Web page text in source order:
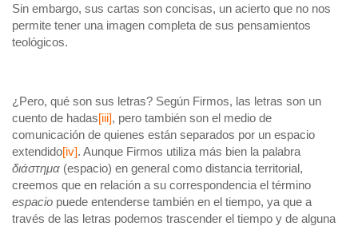
Sin embargo, sus cartas son concisas, un acierto que no nos
permite tener una imagen completa de sus pensamientos
teológicos.
¿Pero, qué son sus letras? Según Firmos, las letras son un
cuento de hadas[iii], pero también son el medio de
comunicación de quienes están separados por un espacio
extendido[iv]. Aunque Firmos utiliza más bien la palabra
διάστημα (espacio) en general como distancia territorial,
creemos que en relación a su correspondencia el término
espacio puede entenderse también en el tiempo, ya que a
través de las letras podemos trascender el tiempo y de alguna